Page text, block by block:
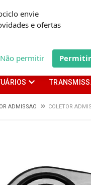
envie
e ofertas
Não permitir Permitir
ADMISSAO COLETOR